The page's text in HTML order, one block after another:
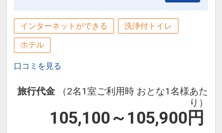
※一般客室のバスアメニティはプロバン
シアです。
高千穂神社 徒歩 6分
高千穂神楽 徒歩 6分
天安河原 車 15分
国見ヶ丘 車 15分
高千穂峡 徒歩 20分
インターネットができる 洗浄付トイレ
ホテル
口コミを見る
旅行代金
（2名1室ご利用時 おとな1名様あた
り）
105,100～105,900 円